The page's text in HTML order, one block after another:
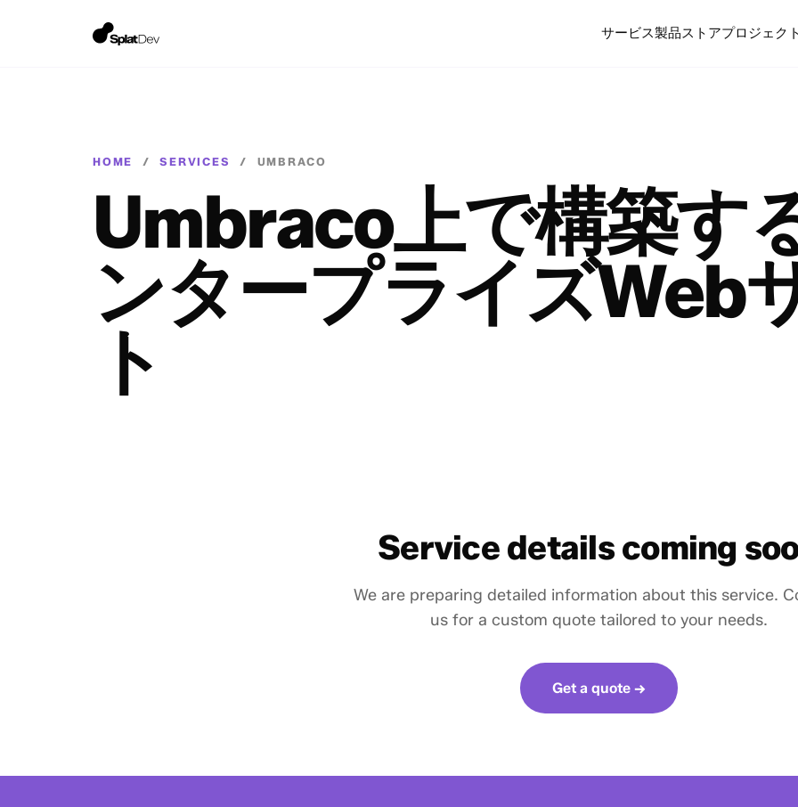
サービス製品ストアプロジェクト
HOME / SERVICES / UMBRACO
Umbraco上で構築す
ンタープライズWeb
ト
Service details coming
We are preparing detailed information about this service.
us for a custom quote tailored to your needs.
Get a quote →